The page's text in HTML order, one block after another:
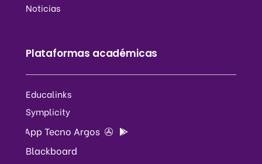
Noticias
Plataformas académicas
Educalinks
Symplicity
App Tecno Argos
Blackboard